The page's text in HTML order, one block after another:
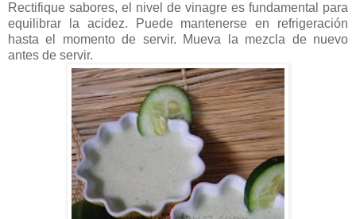
Rectifique sabores, el nivel de vinagre es fundamental para
equilibrar la acidez. Puede mantenerse en refrigeración
hasta el momento de servir. Mueva la mezcla de nuevo
antes de servir.